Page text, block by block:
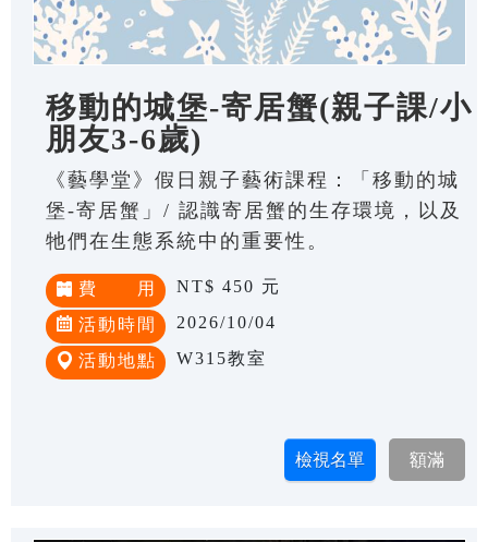
移動的城堡-寄居蟹(親子課/小
朋友3-6歲)
《藝學堂》假日親子藝術課程：「移動的城
堡-寄居蟹」/ 認識寄居蟹的生存環境，以及
牠們在生態系統中的重要性。
費 用 NT$ 450 元
活動時間 2026/10/04
活動地點 W315教室